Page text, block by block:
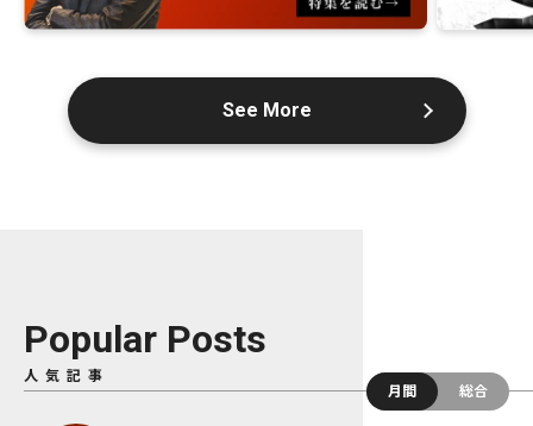
See More
Popular Posts
人気記事
月間
総合